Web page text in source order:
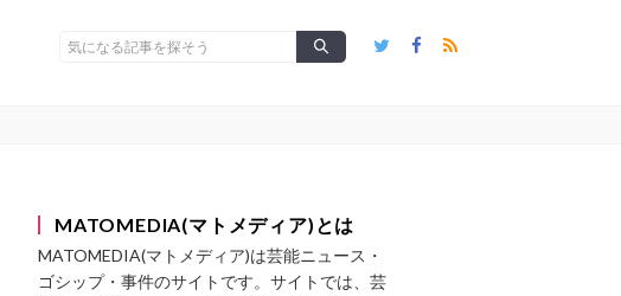
MATOMEDIA(マトメディア)とは
MATOMEDIA(マトメディア)は芸能ニュース・
ゴシップ・事件のサイトです。サイトでは、芸